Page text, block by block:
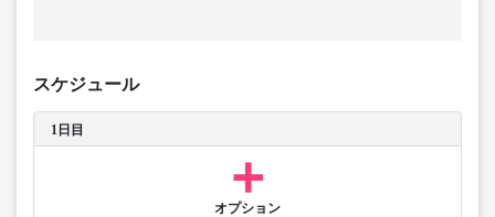
スケジュール
1日目
オプション